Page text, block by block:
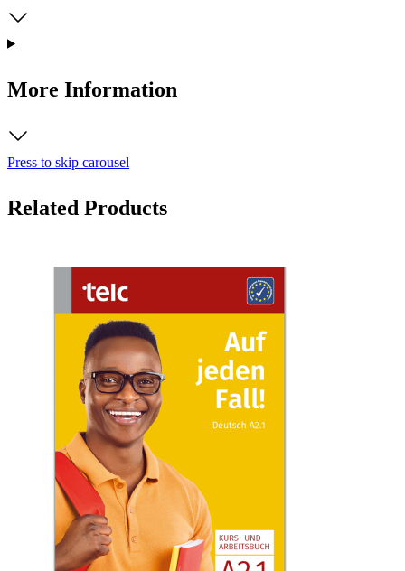
More Information
Press to skip carousel
Related Products